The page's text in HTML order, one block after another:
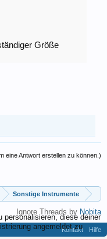
Größe
eine Antwort erstellen zu können.)
Sonstige Instrumente
Ignore Threads by Nobita
Kontakt Hilfe
personalisieren, diese deiner
angemeldet zu